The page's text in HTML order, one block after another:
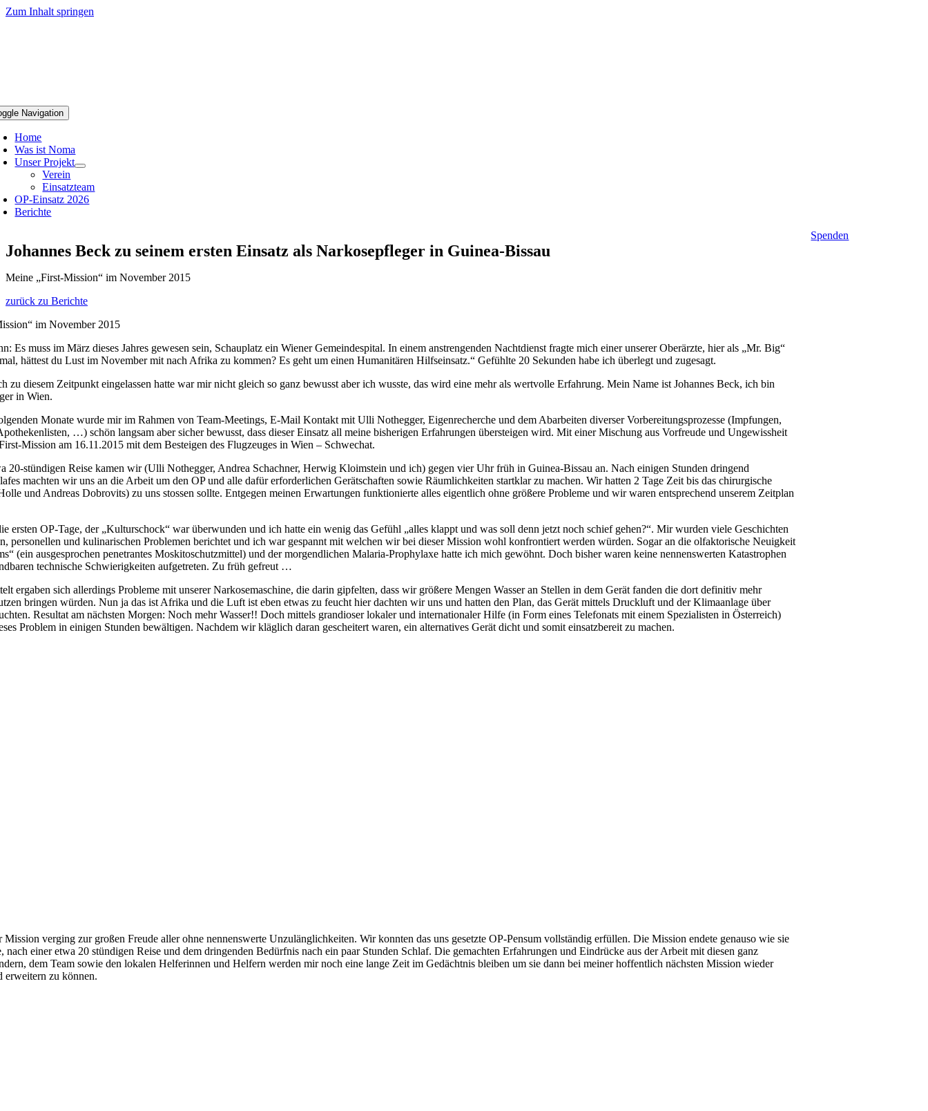
Zum Inhalt springen
Navigation
Home
Was ist Noma
Unser Projekt
Verein
Einsatzteam
OP-Einsatz 2026
Berichte
Spenden
Johannes Beck zu seinem ersten Einsatz als Narkosepfleger in Guinea-Bissau
Meine „First-Mission“ im November 2015
zurück zu Berichte
im November 2015
Es muss im März dieses Jahres gewesen sein, Schauplatz ein Wiener Gemeindespital. In einem anstrengenden Nachtdienst fragte mich einer unserer Oberärzte, hier als „Mr. Big“
hättest du Lust im November mit nach Afrika zu kommen? Es geht um einen Humanitären Hilfseinsatz.“ Gefühlte 20 Sekunden habe ich überlegt und zugesagt.
zu diesem Zeitpunkt eingelassen hatte war mir nicht gleich so ganz bewusst aber ich wusste, das wird eine mehr als wertvolle Erfahrung. Mein Name ist Johannes Beck, ich bin
in Wien.
Monate wurde mir im Rahmen von Team-Meetings, E-Mail Kontakt mit Ulli Nothegger, Eigenrecherche und dem Abarbeiten diverser Vorbereitungsprozesse (Impfungen,
…) schön langsam aber sicher bewusst, dass dieser Einsatz all meine bisherigen Erfahrungen übersteigen wird. Mit einer Mischung aus Vorfreude und Ungewissheit
Mission am 16.11.2015 mit dem Besteigen des Flugzeuges in Wien – Schwechat.
20-stündigen Reise kamen wir (Ulli Nothegger, Andrea Schachner, Herwig Kloimstein und ich) gegen vier Uhr früh in Guinea-Bissau an. Nach einigen Stunden dringend
machten wir uns an die Arbeit um den OP und alle dafür erforderlichen Gerätschaften sowie Räumlichkeiten startklar zu machen. Wir hatten 2 Tage Zeit bis das chirurgische
und Andreas Dobrovits) zu uns stossen sollte. Entgegen meinen Erwartungen funktionierte alles eigentlich ohne größere Probleme und wir waren entsprechend unserem Zeitplan
ersten OP-Tage, der „Kulturschock“ war überwunden und ich hatte ein wenig das Gefühl „alles klappt und was soll denn jetzt noch schief gehen?“. Mir wurden viele Geschichten
personellen und kulinarischen Problemen berichtet und ich war gespannt mit welchen wir bei dieser Mission wohl konfrontiert werden würden. Sogar an die olfaktorische Neuigkeit
(ein ausgesprochen penetrantes Moskitoschutzmittel) und der morgendlichen Malaria-Prophylaxe hatte ich mich gewöhnt. Doch bisher waren keine nennenswerten Katastrophen
technische Schwierigkeiten aufgetreten. Zu früh gefreut …
ergaben sich allerdings Probleme mit unserer Narkosemaschine, die darin gipfelten, dass wir größere Mengen Wasser an Stellen in dem Gerät fanden die dort definitiv mehr
bringen würden. Nun ja das ist Afrika und die Luft ist eben etwas zu feucht hier dachten wir uns und hatten den Plan, das Gerät mittels Druckluft und der Klimaanlage über
Resultat am nächsten Morgen: Noch mehr Wasser!! Doch mittels grandioser lokaler und internationaler Hilfe (in Form eines Telefonats mit einem Spezialisten in Österreich)
Problem in einigen Stunden bewältigen. Nachdem wir kläglich daran gescheitert waren, ein alternatives Gerät dicht und somit einsatzbereit zu machen.
Mission verging zur großen Freude aller ohne nennenswerte Unzulänglichkeiten. Wir konnten das uns gesetzte OP-Pensum vollständig erfüllen. Die Mission endete genauso wie sie
nach einer etwa 20 stündigen Reise und dem dringenden Bedürfnis nach ein paar Stunden Schlaf. Die gemachten Erfahrungen und Eindrücke aus der Arbeit mit diesen ganz
dem Team sowie den lokalen Helferinnen und Helfern werden mir noch eine lange Zeit im Gedächtnis bleiben um sie dann bei meiner hoffentlich nächsten Mission wieder
erweitern zu können.